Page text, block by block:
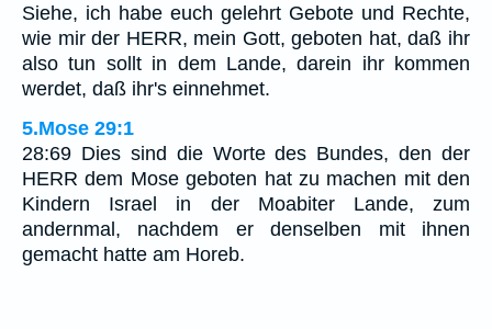
Siehe, ich habe euch gelehrt Gebote und Rechte,
wie mir der HERR, mein Gott, geboten hat, daß ihr
also tun sollt in dem Lande, darein ihr kommen
werdet, daß ihr's einnehmet.
5.Mose 29:1
28:69 Dies sind die Worte des Bundes, den der
HERR dem Mose geboten hat zu machen mit den
Kindern Israel in der Moabiter Lande, zum
andernmal, nachdem er denselben mit ihnen
gemacht hatte am Horeb.